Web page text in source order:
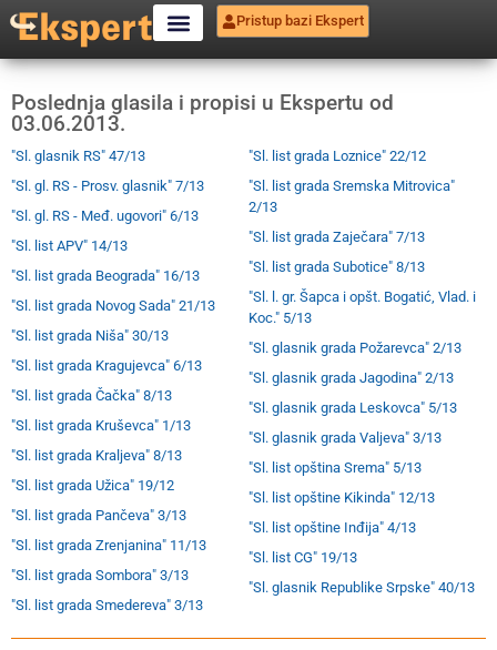
Pristup bazi Ekspert
Poslednja glasila i propisi u Ekspertu od
03.06.2013.
"Sl. glasnik RS" 47/13
"Sl. gl. RS - Prosv. glasnik" 7/13
"Sl. gl. RS - Međ. ugovori" 6/13
"Sl. list APV" 14/13
"Sl. list grada Beograda" 16/13
"Sl. list grada Novog Sada" 21/13
"Sl. list grada Niša" 30/13
"Sl. list grada Kragujevca" 6/13
"Sl. list grada Čačka" 8/13
"Sl. list grada Kruševca" 1/13
"Sl. list grada Kraljeva" 8/13
"Sl. list grada Užica" 19/12
"Sl. list grada Pančeva" 3/13
"Sl. list grada Zrenjanina" 11/13
"Sl. list grada Sombora" 3/13
"Sl. list grada Smedereva" 3/13
"Sl. list grada Loznice" 22/12
"Sl. list grada Sremska Mitrovica"
2/13
"Sl. list grada Zaječara" 7/13
"Sl. list grada Subotice" 8/13
"Sl. l. gr. Šapca i opšt. Bogatić, Vlad. i
Koc." 5/13
"Sl. glasnik grada Požarevca" 2/13
"Sl. glasnik grada Jagodina" 2/13
"Sl. glasnik grada Leskovca" 5/13
"Sl. glasnik grada Valjeva" 3/13
"Sl. list opština Srema" 5/13
"Sl. list opštine Kikinda" 12/13
"Sl. list opštine Inđija" 4/13
"Sl. list CG" 19/13
"Sl. glasnik Republike Srpske" 40/13